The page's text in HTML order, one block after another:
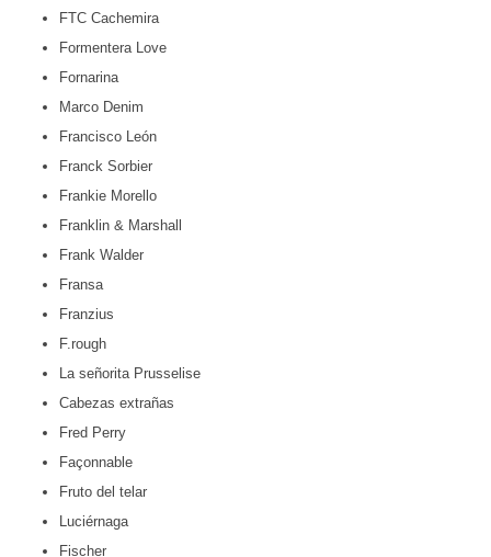
FTC Cachemira
Formentera Love
Fornarina
Marco Denim
Francisco León
Franck Sorbier
Frankie Morello
Franklin & Marshall
Frank Walder
Fransa
Franzius
F.rough
La señorita Prusselise
Cabezas extrañas
Fred Perry
Façonnable
Fruto del telar
Luciérnaga
Fischer